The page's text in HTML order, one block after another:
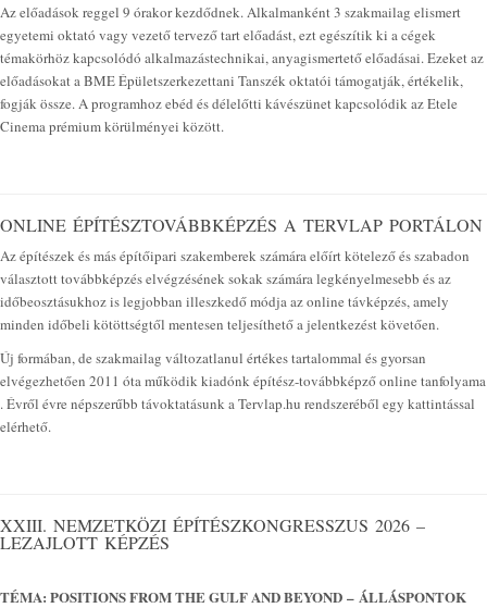
Az előadások reggel 9 órakor kezdődnek. Alkalmanként 3 szakmailag elismert
egyetemi oktató vagy vezető tervező tart előadást, ezt egészítik ki a cégek
témakörhöz kapcsolódó alkalmazástechnikai, anyagismertető előadásai. Ezeket az
előadásokat a BME Épületszerkezettani Tanszék oktatói támogatják, értékelik,
fogják össze. A programhoz ebéd és délelőtti kávészünet kapcsolódik az Etele
Cinema prémium körülményei között.
ONLINE ÉPÍTÉSZTOVÁBBKÉPZÉS A TERVLAP PORTÁLON
Az építészek és más építőipari szakemberek számára előírt kötelező és szabadon
választott továbbképzés elvégzésének sokak számára legkényelmesebb és az
időbeosztásukhoz is legjobban illeszkedő módja az online távképzés, amely
minden időbeli kötöttségtől mentesen teljesíthető a jelentkezést követően.
Új formában, de szakmailag változatlanul értékes tartalommal és gyorsan
elvégezhetően 2011 óta működik kiadónk építész-továbbképző online tanfolyama
. Évről évre népszerűbb távoktatásunk a Tervlap.hu rendszeréből egy kattintással
elérhető.
XXIII. NEMZETKÖZI ÉPÍTÉSZKONGRESSZUS 2026 –
LEZAJLOTT KÉPZÉS
TÉMA: POSITIONS FROM THE GULF AND BEYOND – ÁLLÁSPONTOK